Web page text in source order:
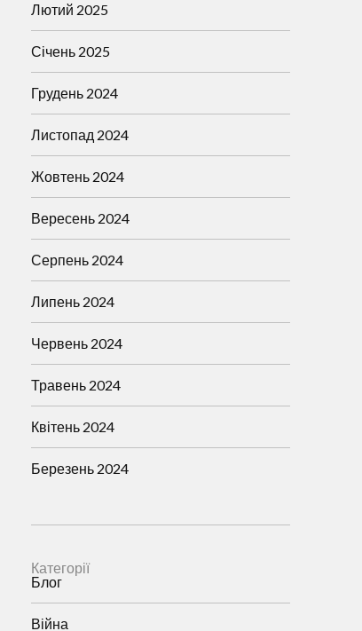
Лютий 2025
Січень 2025
Грудень 2024
Листопад 2024
Жовтень 2024
Вересень 2024
Серпень 2024
Липень 2024
Червень 2024
Травень 2024
Квітень 2024
Березень 2024
Категорії
Блог
Війна